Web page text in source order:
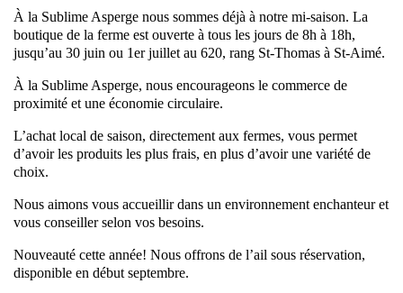
À la Sublime Asperge nous sommes déjà à notre mi-saison. La
boutique de la ferme est ouverte à tous les jours de 8h à 18h,
jusqu’au 30 juin ou 1er juillet au 620, rang St-Thomas à St-Aimé.
À la Sublime Asperge, nous encourageons le commerce de
proximité et une économie circulaire.
L’achat local de saison, directement aux fermes, vous permet
d’avoir les produits les plus frais, en plus d’avoir une variété de
choix.
Nous aimons vous accueillir dans un environnement enchanteur et
vous conseiller selon vos besoins.
Nouveauté cette année! Nous offrons de l’ail sous réservation,
disponible en début septembre.